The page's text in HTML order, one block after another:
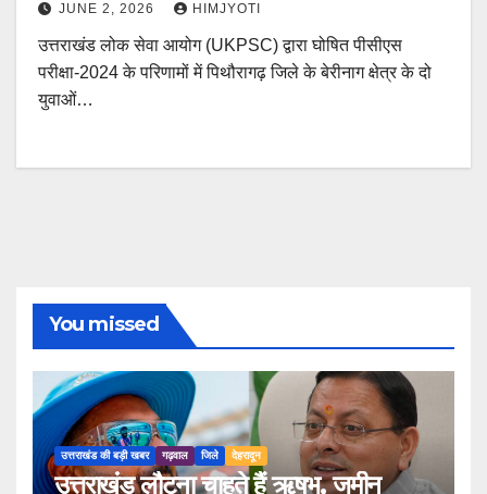
JUNE 2, 2026 HIMJYOTI
उत्तराखंड लोक सेवा आयोग (UKPSC) द्वारा घोषित पीसीएस
परीक्षा-2024 के परिणामों में पिथौरागढ़ जिले के बेरीनाग क्षेत्र के दो
युवाओं…
You missed
उत्तराखंड की बड़ी खबर गढ़वाल जिले देहरादून
उत्तराखंड लौटना चाहते हैं ऋषभ, जमीन